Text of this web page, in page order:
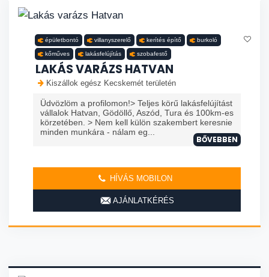
épületbontó villanyszerelő kerítés építő burkoló
kőműves lakásfelújítás szobafestő
LAKÁS VARÁZS HATVAN
Kiszállok egész Kecskemét területén
Üdvözlöm a profilomon!> Teljes körű lakásfelújítást
vállalok Hatvan, Gödöllő, Aszód, Tura és 100km-es
körzetében. > Nem kell külön szakembert keresnie
minden munkára - nálam eg...
BŐVEBBEN
HÍVÁS MOBILON
AJÁNLATKÉRÉS